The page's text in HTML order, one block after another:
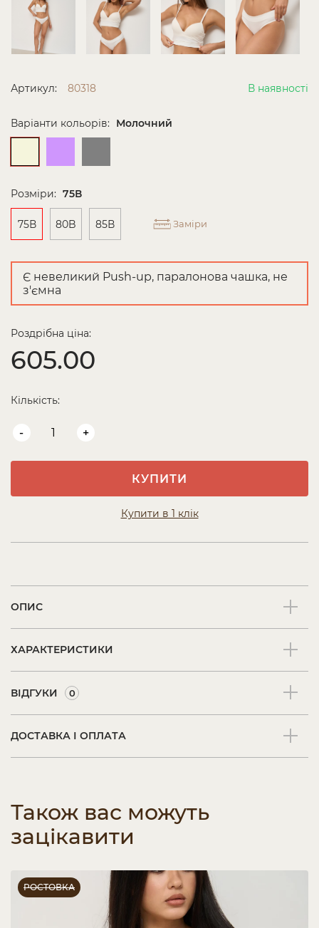
Артикул: 80318 В наявності
Варіанти кольорів: Молочний
Розміри: 75В
75В 80B 85В Заміри
Є невеликий Push-up, паралонова чашка, не
з'ємна
Роздрібна ціна:
605.00
Кількість:
- +
КУПИТИ
Купити в 1 клік
ОПИС
ХАРАКТЕРИСТИКИ
ВІДГУКИ 0
ДОСТАВКА І ОПЛАТА
Також вас можуть
зацікавити
РОСТОВКА